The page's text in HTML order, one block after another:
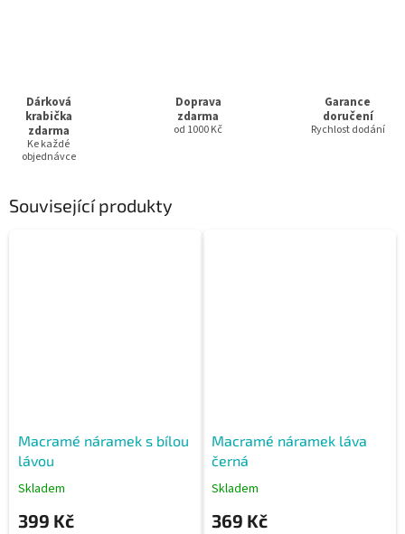
Dárková
krabička
zdarma
Ke každé
objednávce
Doprava
zdarma
od 1000 Kč
Garance
doručení
Rychlost dodání
Související produkty
Macramé náramek s bílou
lávou
Skladem
399 Kč
Macramé náramek láva
černá
Skladem
369 Kč